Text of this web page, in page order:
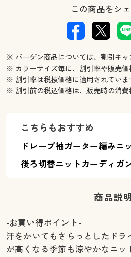
この商品をシ
※ バーゲン商品については、割引キャ
※ カラーサイズ毎に、割引率や販売価
※ 割引率は税抜価格に適用されていま
※ 割引前の税込価格は、販売時の消費
こちらもおすすめ
ドレープ袖ガーター編みニ
後ろ切替ニットカーディガ
商品説明
-お買い得ポイント-
汗をかいてもさらっとしたドラ
が高くなる季節も涼やかなニッ